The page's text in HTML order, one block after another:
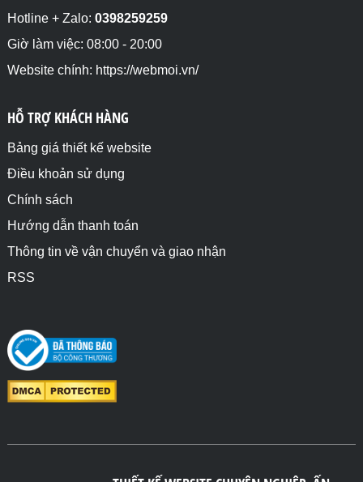
Hotline + Zalo: 0398259259
Giờ làm việc: 08:00 - 20:00
Website chính: https://webmoi.vn/
HỖ TRỢ KHÁCH HÀNG
Bảng giá thiết kế website
Điều khoản sử dụng
Chính sách
Hướng dẫn thanh toán
Thông tin về vận chuyển và giao nhận
RSS